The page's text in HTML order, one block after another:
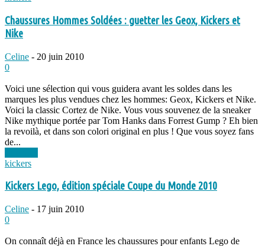
Chaussures Hommes Soldées : guetter les Geox, Kickers et
Nike
Celine - 20 juin 2010
0
Voici une sélection qui vous guidera avant les soldes dans les
marques les plus vendues chez les hommes: Geox, Kickers et Nike.
Voici la classic Cortez de Nike. Vous vous souvenez de la sneaker
Nike mythique portée par Tom Hanks dans Forrest Gump ? Eh bien
la revoilà, et dans son colori original en plus ! Que vous soyez fans
de...
kickers
Kickers Lego, édition spéciale Coupe du Monde 2010
Celine - 17 juin 2010
0
On connaît déjà en France les chaussures pour enfants Lego de